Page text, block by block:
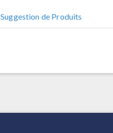
Suggestion de Produits